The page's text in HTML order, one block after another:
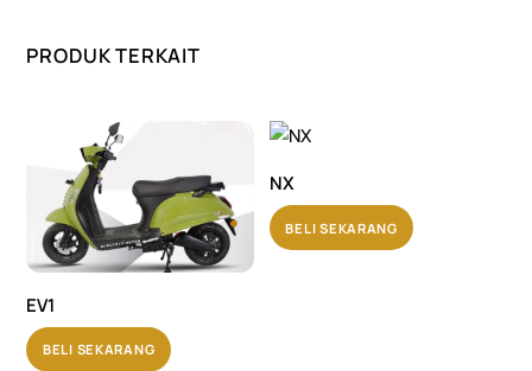
PRODUK TERKAIT
EV1
BELI SEKARANG
NX
BELI SEKARANG